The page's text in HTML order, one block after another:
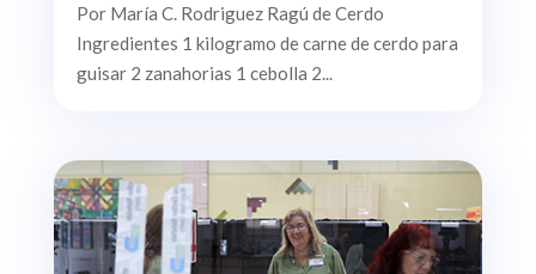
Por María C. Rodriguez Ragú de Cerdo
Ingredientes 1 kilogramo de carne de cerdo para
guisar 2 zanahorias 1 cebolla 2...